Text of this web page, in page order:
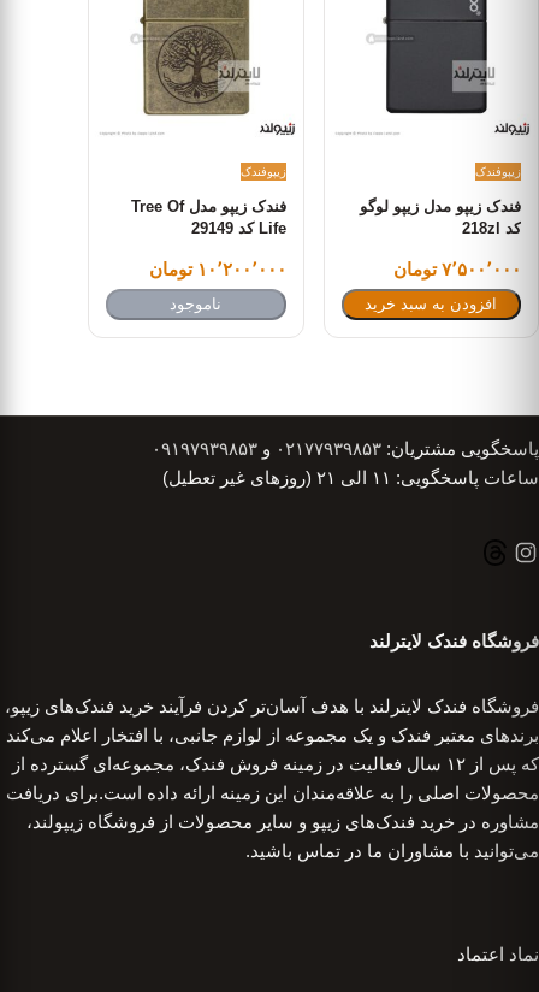
زیپوفندک
فندک زیپو مدل زیپو لوگو
کد 218zl
۷٬۵۰۰٬۰۰۰ تومان
افزودن به سبد خرید
زیپوفندک
فندک زیپو مدل Tree Of
Life کد 29149
۱۰٬۲۰۰٬۰۰۰ تومان
ناموجود
پاسخگویی مشتریان: ۰۲۱۷۷۹۳۹۸۵۳ و ۰۹۱۹۷۹۳۹۸۵۳
ساعات پاسخگویی: ۱۱ الی ۲۱ (روزهای غیر تعطیل)
فروشگاه فندک لایترلند
فروشگاه فندک لایترلند با هدف آسان‌تر کردن فرآیند خرید فندک‌های زیپو،
برندهای معتبر فندک و یک مجموعه از لوازم جانبی، با افتخار اعلام می‌کند
که پس از ۱۲ سال فعالیت در زمینه فروش فندک، مجموعه‌ای گسترده از
محصولات اصلی را به علاقه‌مندان این زمینه ارائه داده است.برای دریافت
مشاوره در خرید فندک‌های زیپو و سایر محصولات از فروشگاه زیپولند،
می‌توانید با مشاوران ما در تماس باشید.
نماد اعتماد